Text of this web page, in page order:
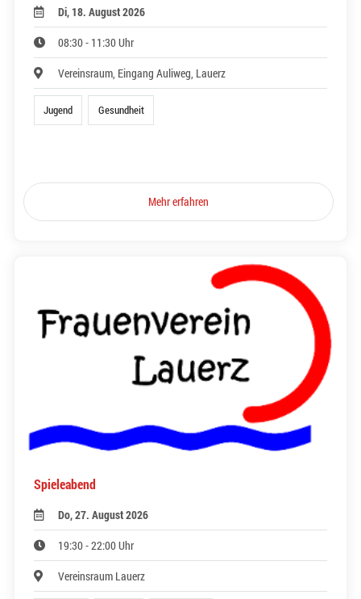
Di, 18. August 2026
08:30 - 11:30 Uhr
Vereinsraum, Eingang Auliweg, Lauerz
Jugend Gesundheit
Mehr erfahren
Spieleabend
Do, 27. August 2026
19:30 - 22:00 Uhr
Vereinsraum Lauerz